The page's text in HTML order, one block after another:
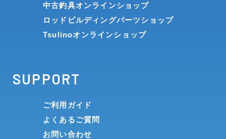
中古釣具オンラインショップ
ロッドビルディングパーツショップ
Tsulinoオンラインショップ
SUPPORT
ご利用ガイド
よくあるご質問
お問い合わせ